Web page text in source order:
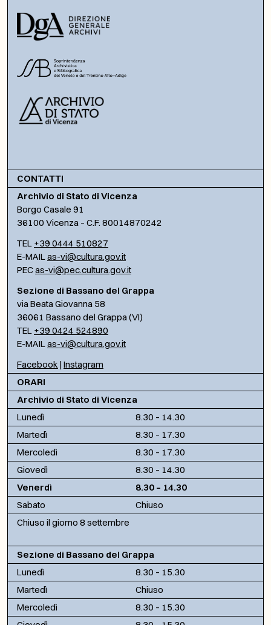
CONTATTI
Archivio di Stato di Vicenza
Borgo Casale 91
36100 Vicenza – C.F. 80014870242
TEL +39 0444 510827
E-MAILas-vi@cultura.gov.it
PECas-vi@pec.cultura.gov.it
Sezione di Bassano del Grappa
via Beata Giovanna 58
36061 Bassano del Grappa (VI)
TEL +39 0424 524890
E-MAILas-vi@cultura.gov.it
Facebook | Instagram
ORARI
Archivio di Stato di Vicenza
Lunedì
8.30 – 14.30
Martedì
8.30 – 17.30
Mercoledì
8.30 – 17.30
Giovedì
8.30 – 14.30
Venerdì
8.30 – 14.30
Sabato
Chiuso
Chiuso il giorno 8 settembre
Sezione di Bassano del Grappa
Lunedì
8.30 – 15.30
Martedì
Chiuso
Mercoledì
8.30 – 15.30